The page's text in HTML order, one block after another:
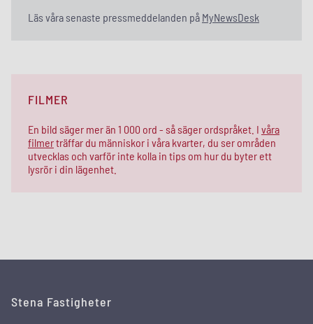
Läs våra senaste pressmeddelanden på MyNewsDesk
FILMER
En bild säger mer än 1 000 ord - så säger ordspråket. I våra
filmerträffar du människor i våra kvarter, du ser områden
utvecklas och varför inte kolla in tips om hur du byter ett
lysrör i din lägenhet.
Stena Fastigheter